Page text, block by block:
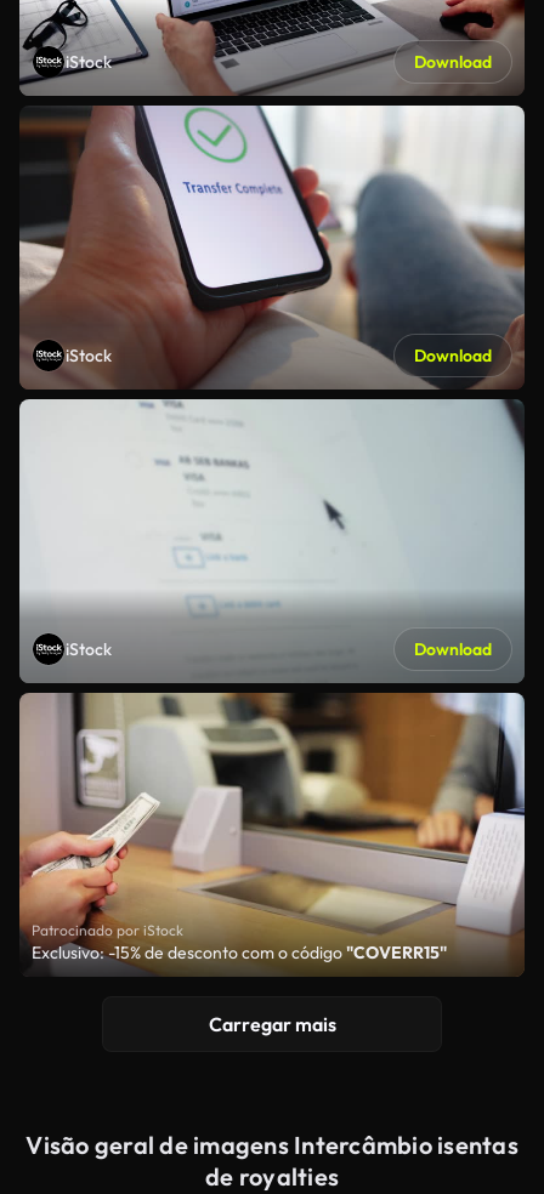
iStock Download
iStock Download
iStock Download
Patrocinado por iStock
Exclusivo: -15% de desconto com o código"COVERR15"
Carregar mais
Visão geral de imagens Intercâmbio isentas
de royalties